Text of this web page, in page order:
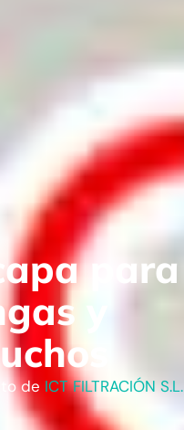
para
y
de ICT FILTRACIÓN S.L.